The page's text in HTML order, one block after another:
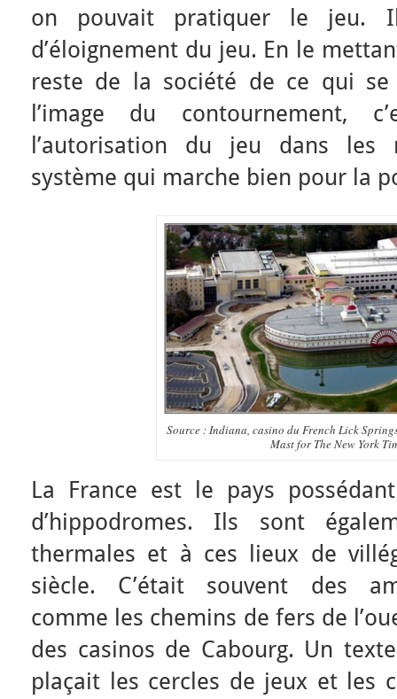
on pouvait pratiquer le
d’éloignement du jeu. En le
reste de la société de ce qui
l’image du contournement,
l’autorisation du jeu dans les
système qui marche bien pour la
Source : Indiana, casino du French Lick
Mast for The New York
La France est le pays
d’hippodromes. Ils sont
thermales et à ces lieux de
siècle. C’était souvent des
comme les chemins de fers de
des casinos de Cabourg. Un
plaçait les cercles de jeux et les